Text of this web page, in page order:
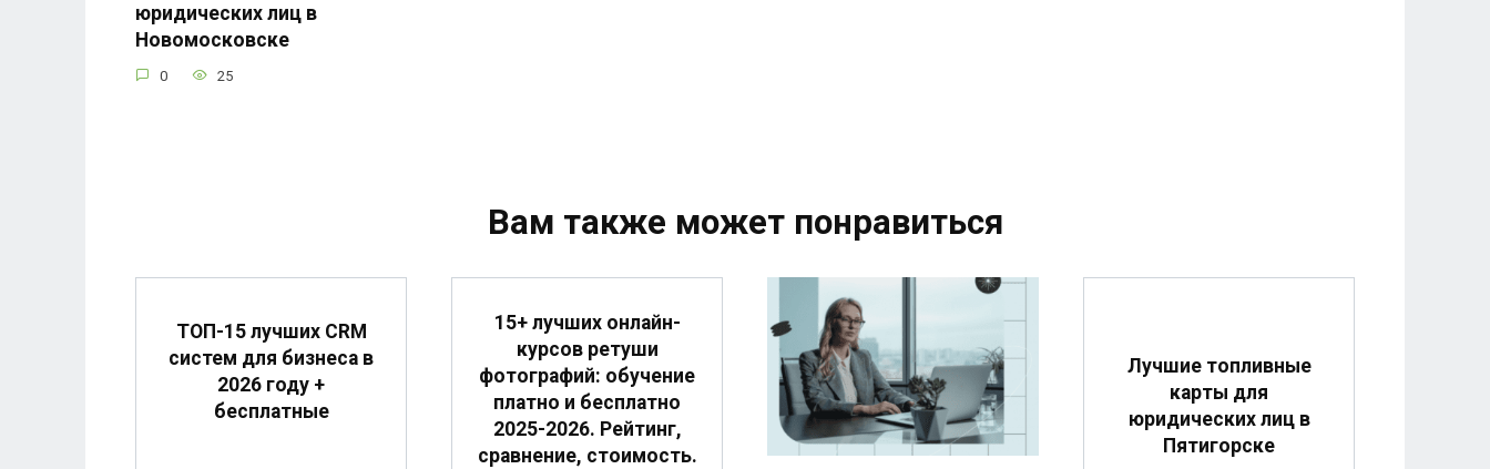
юридических лиц в
Новомосковске
0 25
Вам также может понравиться
ТОП-15 лучших CRM
систем для бизнеса в
2026 году +
бесплатные
15+ лучших онлайн-
курсов ретуши
фотографий: обучение
платно и бесплатно
2025-2026. Рейтинг,
сравнение, стоимость.
Лучшие топливные
карты для
юридических лиц в
Пятигорске